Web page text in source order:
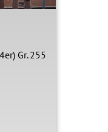
Gr. 255